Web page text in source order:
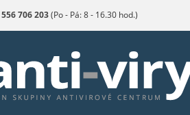
556 706 203(Po - Pá: 8 - 16.30 hod.)